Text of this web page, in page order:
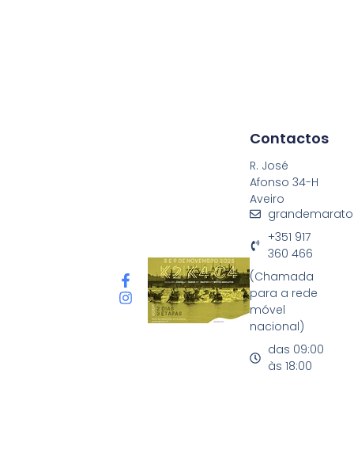
Contactos
R. José
Afonso 34-H
Aveiro
+351 917
360 466
(Chamada
para a rede
móvel
nacional)
das 09:00
às 18:00